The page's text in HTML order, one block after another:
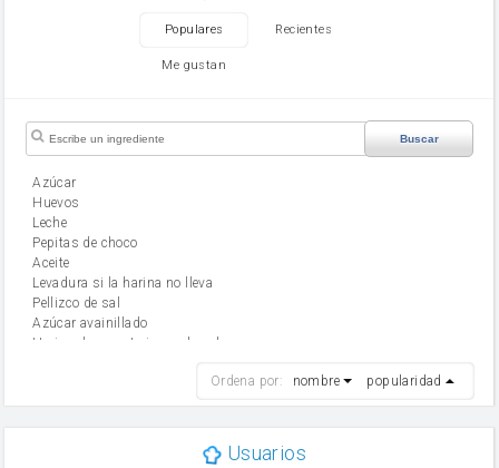
Populares Recientes
Me gustan
Buscar
Azúcar
huevos
leche
Pepitas de choco
aceite
Levadura si la harina no lleva
Pellizco de sal
Azúcar avainillado
Harina de reposteria con levadura
mantequilla
Ordena por: nombre popularidad
Usuarios